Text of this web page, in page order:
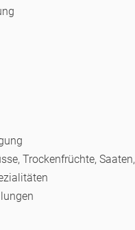
Trockenfrüchte, Saaten,